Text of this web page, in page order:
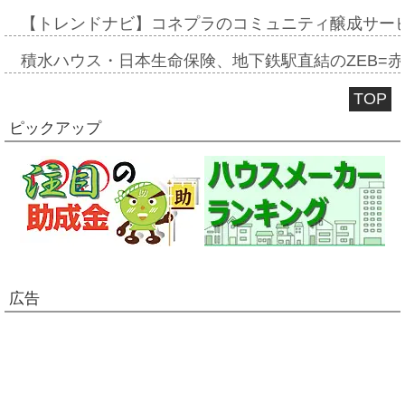
【トレンドナビ】コネプラのコミュニティ醸成サ
積水ハウス・日本生命保険、地下鉄駅直結のZEB=
TOP
ピックアップ
広告